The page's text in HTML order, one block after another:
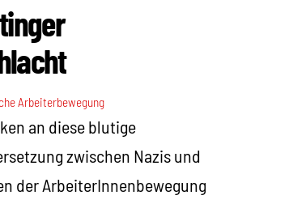
Arbeiterbewegung
an diese blutige
zwischen Nazis und
der ArbeiterInnenbewegung